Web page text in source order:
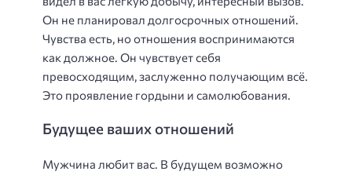
Он не планировал долгосрочных отношений.
Чувства есть, но отношения воспринимаются
как должное. Он чувствует себя
превосходящим, заслуженно получающим всё.
Это проявление гордыни и самолюбования.
Будущее ваших отношений
Мужчина любит вас. В будущем возможно